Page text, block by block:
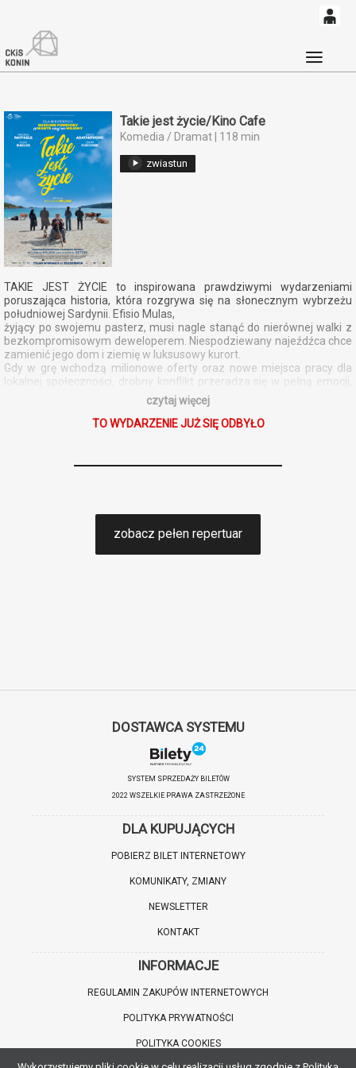
0,00
14 53
Takie jest życie/Kino Cafe
Komedia / Dramat | 118 min
zwiastun
TAKIE JEST ŻYCIE to inspirowana prawdziwymi wydarzeniami
poruszająca historia, która rozgrywa się na słonecznym wybrzeżu
południowej Sardynii. Efisio Mulas,
żyjący po swojemu pasterz, musi nagle stanąć do nierównej walki z
bezkompromisowym deweloperem. Niespodziewany najeźdźca chce
zamienić jego dom i ziemię w luksusowy kurort.
Gdy w grę wchodzą milionowe oferty oraz nowe miejsca pracy dla
lokalnej społeczności, drobny konflikt przeradza się w pełną emocji,
ale i komediowego absurdu batalię. Stawką są dom, ziemia i
przyszłość kolejnych pokoleń, a także prawo do życia w zgodzie ze
swoimi wartościami. W centrum tej historii znajduje się Francesca,
odwadze i sile, by bronić tego, co najważniejsze.
czytaj więcej
TO WYDARZENIE JUŻ SIĘ ODBYŁO
zobacz pełen repertuar
DOSTAWCA SYSTEMU
SYSTEM SPRZEDAŻY BILETÓW
2022 WSZELKIE PRAWA ZASTRZEŻONE
DLA KUPUJĄCYCH
POBIERZ BILET INTERNETOWY
KOMUNIKATY, ZMIANY
NEWSLETTER
KONTAKT
INFORMACJE
REGULAMIN ZAKUPÓW INTERNETOWYCH
POLITYKA PRYWATNOŚCI
POLITYKA COOKIES